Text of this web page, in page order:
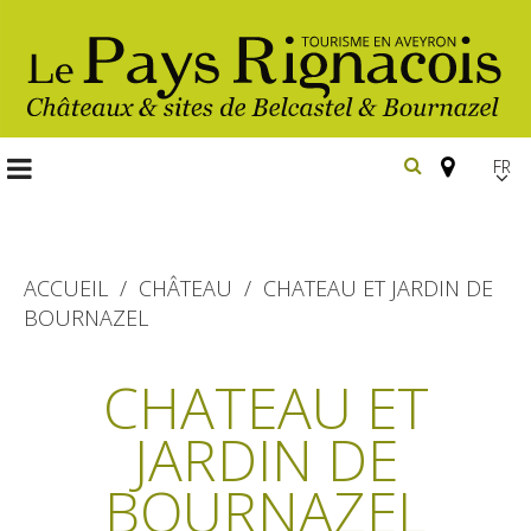
FR
incontournables
Belcastel, village et château
Bournazel, village et château
Randonnée
En vélo, à vtt
Gîtes et locations
ACCUEIL CHÂTEAU
CHATEAU ET JARDIN DE
BOURNAZEL
CHATEAU ET
JARDIN DE
BOURNAZEL